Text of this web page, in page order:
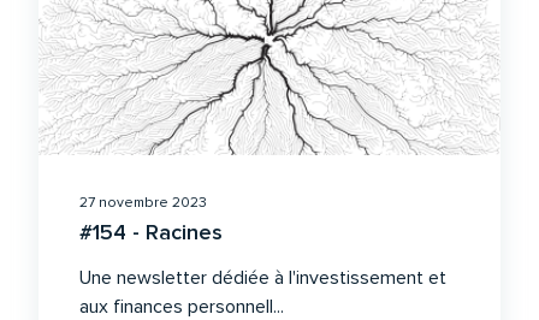
27 novembre 2023
#154 - Racines
Une newsletter dédiée à l'investissement et
aux finances personnell...